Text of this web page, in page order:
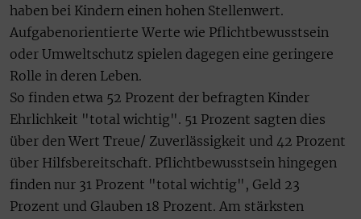
haben bei Kindern einen hohen Stellenwert.
Aufgabenorientierte Werte wie Pflichtbewusstsein
oder Umweltschutz spielen dagegen eine geringere
Rolle in deren Leben.
So finden etwa 52 Prozent der befragten Kinder
Ehrlichkeit "total wichtig". 51 Prozent sagten dies
über den Wert Treue/ Zuverlässigkeit und 42 Prozent
über Hilfsbereitschaft. Pflichtbewusstsein hingegen
finden nur 31 Prozent "total wichtig", Geld 23
Prozent und Glauben 18 Prozent. Am stärksten